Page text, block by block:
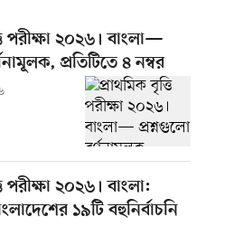
পরীক্ষা ২০২৬। বাংলা—
প্রতিটিতে ৪ নম্বর
পরীক্ষা ২০২৬। বাংলা:
১৯টি বহুনির্বাচনি